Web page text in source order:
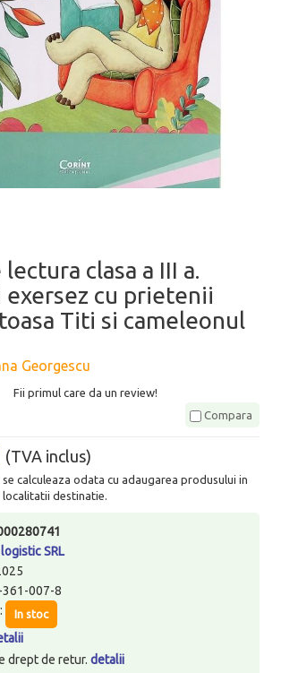
clasa a III a.
exersez cu prietenii
Titi si cameleonul
Georgescu
Fii primul care da un review!
Compara
(TVA inclus)
calculeaza odata cu adaugarea produsului in
localitatii destinatie.
SRL
361-007-8
In stoc
drept de retur. detalii